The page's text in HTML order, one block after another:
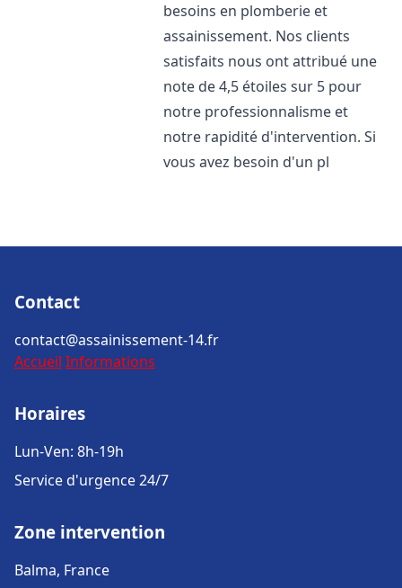
besoins en plomberie et
assainissement. Nos clients
satisfaits nous ont attribué une
note de 4,5 étoiles sur 5 pour
notre professionnalisme et
notre rapidité d'intervention. Si
vous avez besoin d'un pl
Contact
contact@assainissement-14.fr
Accueil Informations
Horaires
Lun-Ven: 8h-19h
Service d'urgence 24/7
Zone intervention
Balma, France